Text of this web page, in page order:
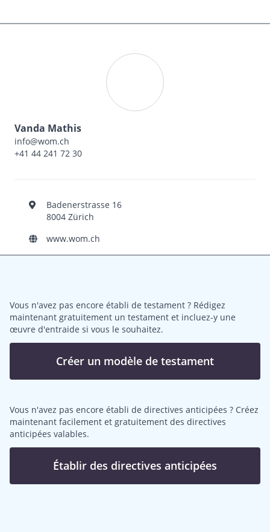
Vanda Mathis
info@wom.ch
+41 44 241 72 30
Badenerstrasse 16
8004 Zürich
www.wom.ch
Vous n'avez pas encore établi de testament ? Rédigez
maintenant gratuitement un testament et incluez-y une
œuvre d'entraide si vous le souhaitez.
Créer un modèle de testament
Vous n'avez pas encore établi de directives anticipées ? Créez
maintenant facilement et gratuitement des directives
anticipées valables.
Établir des directives anticipées